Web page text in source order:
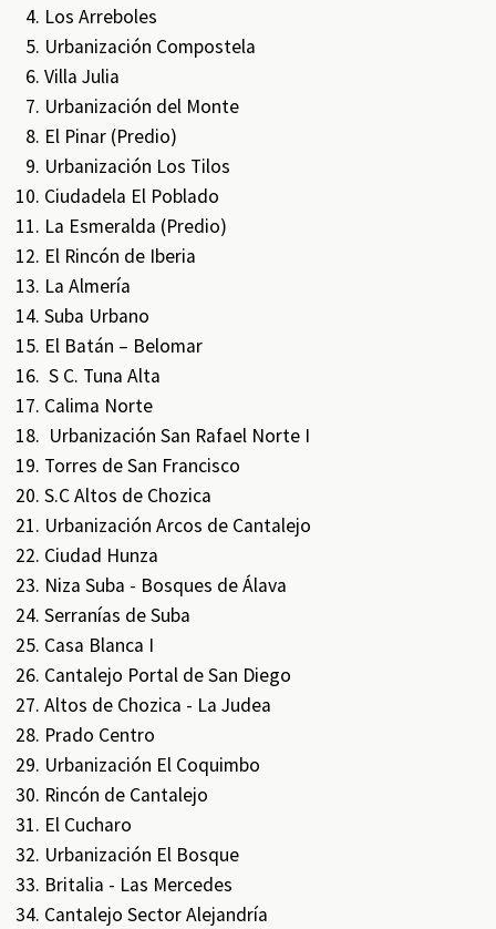
Los Arreboles
Urbanización Compostela
Villa Julia
Urbanización del Monte
El Pinar (Predio)
Urbanización Los Tilos
Ciudadela El Poblado
La Esmeralda (Predio)
El Rincón de Iberia
La Almería
Suba Urbano
El Batán – Belomar
S C. Tuna Alta
Calima Norte
Urbanización San Rafael Norte I
Torres de San Francisco
S.C Altos de Chozica
Urbanización Arcos de Cantalejo
Ciudad Hunza
Niza Suba - Bosques de Álava
Serranías de Suba
Casa Blanca I
Cantalejo Portal de San Diego
Altos de Chozica - La Judea
Prado Centro
Urbanización El Coquimbo
Rincón de Cantalejo
El Cucharo
Urbanización El Bosque
Britalia - Las Mercedes
Cantalejo Sector Alejandría